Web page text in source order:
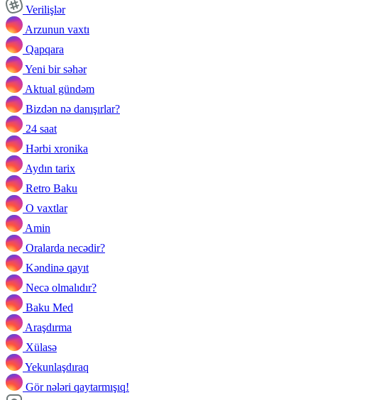
Verilişlər
Arzunun vaxtı
Qapqara
Yeni bir səhər
Aktual gündəm
Bizdən nə danışırlar?
24 saat
Hərbi xronika
Aydın tarix
Retro Baku
O vaxtlar
Amin
Oralarda necədir?
Kəndinə qayıt
Necə olmalıdır?
Baku Med
Araşdırma
Xülasə
Yekunlaşdıraq
Gör nələri qaytarmışıq!